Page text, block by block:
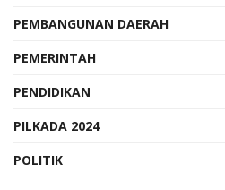
PEMBANGUNAN DAERAH
PEMERINTAH
PENDIDIKAN
PILKADA 2024
POLITIK